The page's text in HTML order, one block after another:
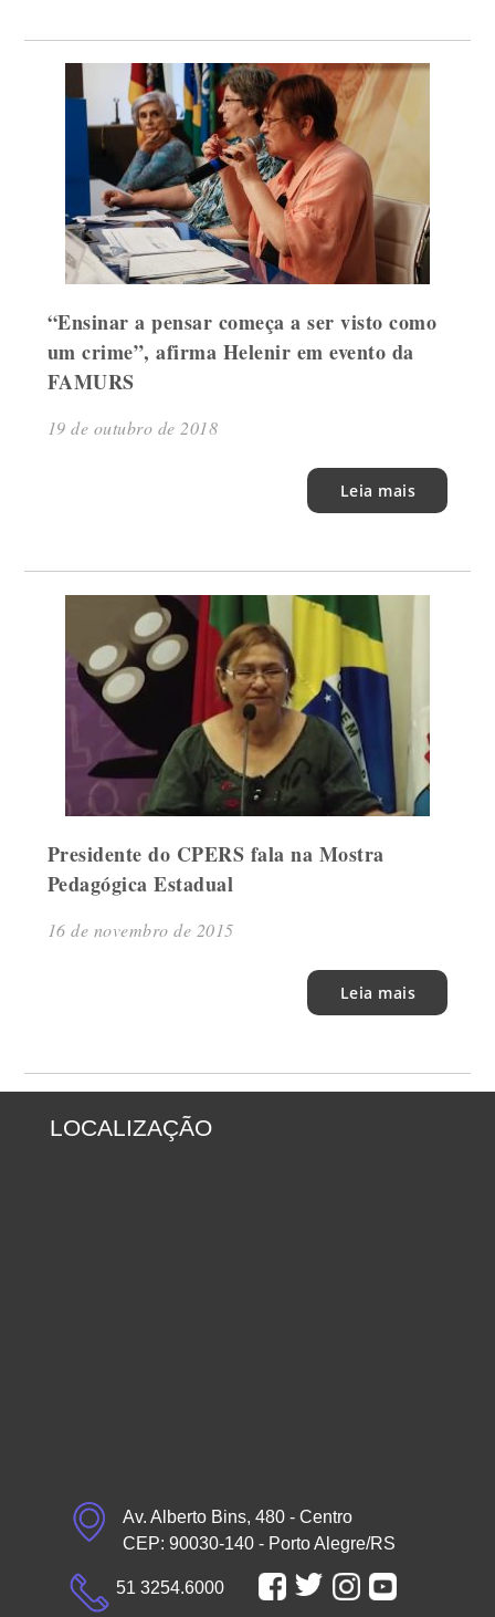
“Ensinar a pensar começa a ser visto como
um crime”, afirma Helenir em evento da
FAMURS
19 de outubro de 2018
Leia mais
Presidente do CPERS fala na Mostra
Pedagógica Estadual
16 de novembro de 2015
Leia mais
LOCALIZAÇÃO
Av. Alberto Bins, 480 - Centro
CEP: 90030-140 - Porto Alegre/RS
51 3254.6000